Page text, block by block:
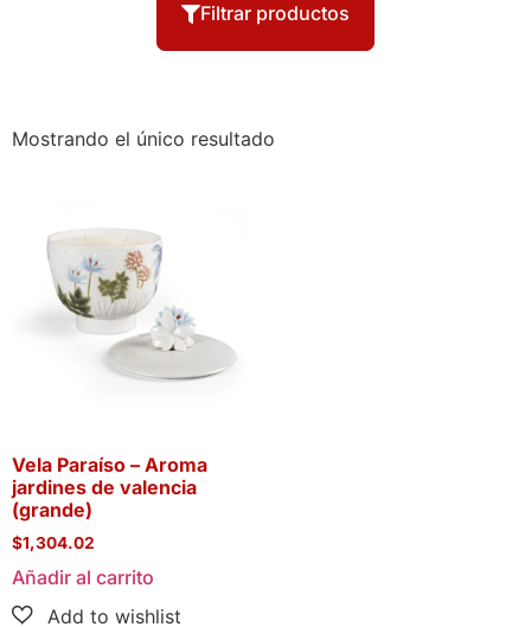
Filtrar productos
Mostrando el único resultado
Vela Paraíso – Aroma
jardines de valencia
(grande)
$1,304.02
Añadir al carrito